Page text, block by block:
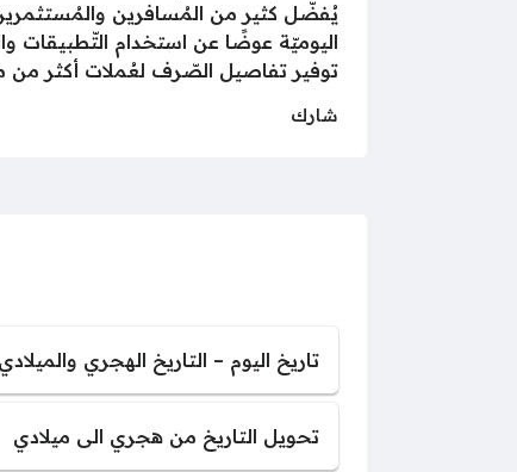
يُفضّل كثير من المُسافرين
اليوميّة عوضًا عن استخدام التّطبيقات
توفير تفاصيل الصّرف لعُملات أكثر من
شارك
تاريخ اليوم – التاريخ الهجري والميلادي
تحويل التاريخ من هجري الى ميلادي